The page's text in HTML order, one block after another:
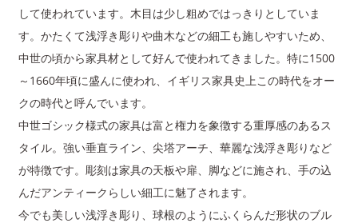
して使われています。木目は少し粗めではっきりとしていま
す。かたくて浅浮き彫りや曲木などの細工も施しやすいため、
中世の頃から家具材として好んで使われてきました。特に1500
～1660年頃に盛んに使われ、イギリス家具史上この時代をオー
クの時代と呼んでいます。
中世ゴシック様式の家具は富と権力を象徴する重厚感のあるス
タイル。強い垂直ライン、尖塔アーチ、華麗な浅浮き彫りなど
が特徴です。彫刻は家具の天板や扉、脚などに施され、手の込
んだアンティークらしい細工に魅了されます。
今でも美しい浅浮き彫り、球根のようにふくらんだ形状のブル